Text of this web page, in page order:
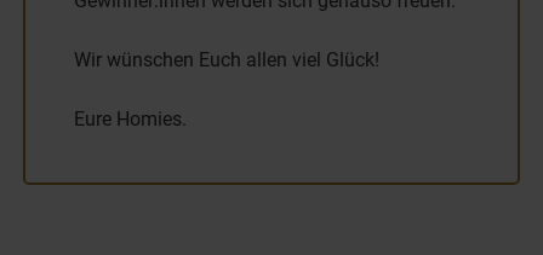
Wir wünschen Euch allen viel Glück!
Eure Homies.